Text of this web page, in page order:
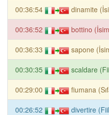
00:36:54 dinamite
00:36:52 bottino
00:36:33 sapone
00:30:35 scaldare
00:29:00 fiumana
00:26:52 divertire